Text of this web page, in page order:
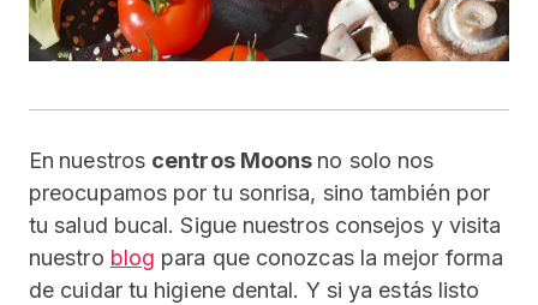
En nuestros centros Moons no solo nos
preocupamos por tu sonrisa, sino también por
tu salud bucal. Sigue nuestros consejos y visita
nuestro blog para que conozcas la mejor forma
de cuidar tu higiene dental. Y si ya estás listo